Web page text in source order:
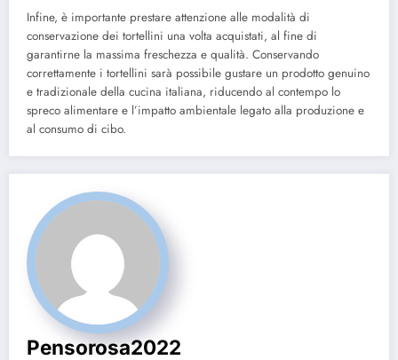
Infine, è importante prestare attenzione alle modalità di
conservazione dei tortellini una volta acquistati, al fine di
garantirne la massima freschezza e qualità. Conservando
correttamente i tortellini sarà possibile gustare un prodotto genuino
e tradizionale della cucina italiana, riducendo al contempo lo
spreco alimentare e l’impatto ambientale legato alla produzione e
al consumo di cibo.
Pensorosa2022